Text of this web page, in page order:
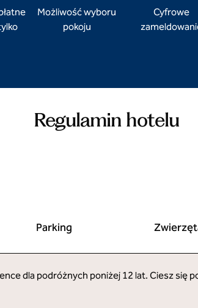
Możliwość wyboru
pokoju
Cyfrowe
Regulamin hotelu
Parking
dla podróżnych poniżej 12 lat. Ciesz się